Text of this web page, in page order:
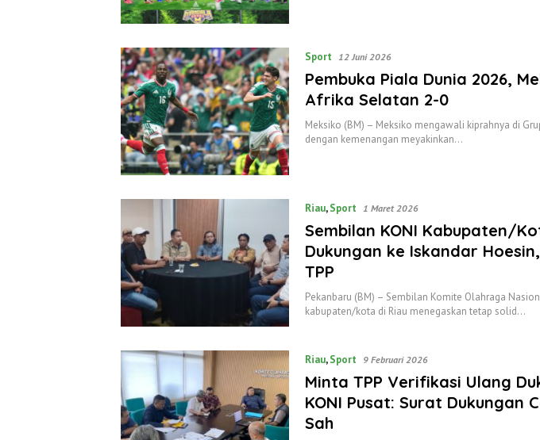
Sport 12 Juni 2026
Pembuka Piala Dunia 2026,
Afrika Selatan 2-0
Meksiko (BM) – Meksiko mengawali kiprahnya di
dengan kemenangan meyakinkan…
Riau,Sport 1 Maret 2026
Sembilan KONI Kabupaten/
Dukungan ke Iskandar
TPP
‎Pekanbaru (BM) – Sembilan Komite Olahraga
kabupaten/kota di Riau menegaskan tetap solid…
Riau,Sport 9 Februari 2026
Minta TPP Verifikasi Ulang
KONI Pusat: Surat Dukungan
Sah